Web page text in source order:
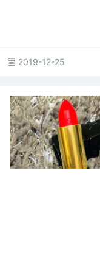
2019-12-25